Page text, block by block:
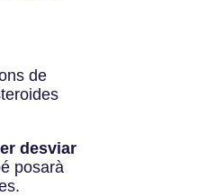
de
desviar
posarà